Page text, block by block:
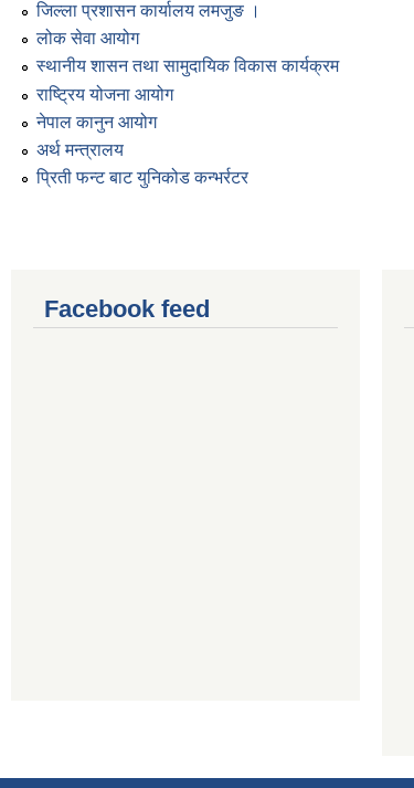
जिल्ला प्रशासन कार्यालय लमजुङ ।
लोक सेवा आयोग
स्थानीय शासन तथा सामुदायिक विकास कार्यक्रम
राष्ट्रिय योजना आयोग
नेपाल कानुन आयोग
अर्थ मन्त्रालय
प्रिती फन्ट बाट युनिकोड कन्भर्रटर
Facebook feed